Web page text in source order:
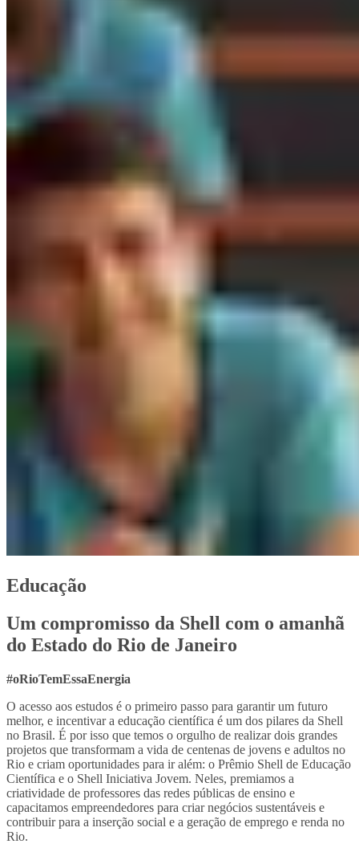
Educação
Um compromisso da Shell com o amanhã
do Estado do Rio de Janeiro
#oRioTemEssaEnergia
O acesso aos estudos é o primeiro passo para garantir um futuro
melhor, e incentivar a educação científica é um dos pilares da Shell
no Brasil. É por isso que temos o orgulho de realizar dois grandes
projetos que transformam a vida de centenas de jovens e adultos no
Rio e criam oportunidades para ir além: o Prêmio Shell de Educação
Científica e o Shell Iniciativa Jovem. Neles, premiamos a
criatividade de professores das redes públicas de ensino e
capacitamos empreendedores para criar negócios sustentáveis e
contribuir para a inserção social e a geração de emprego e renda no
Rio.